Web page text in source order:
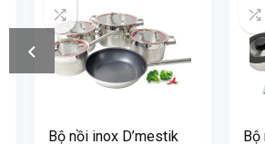
Bộ nồi inox D’mestik
Bộ